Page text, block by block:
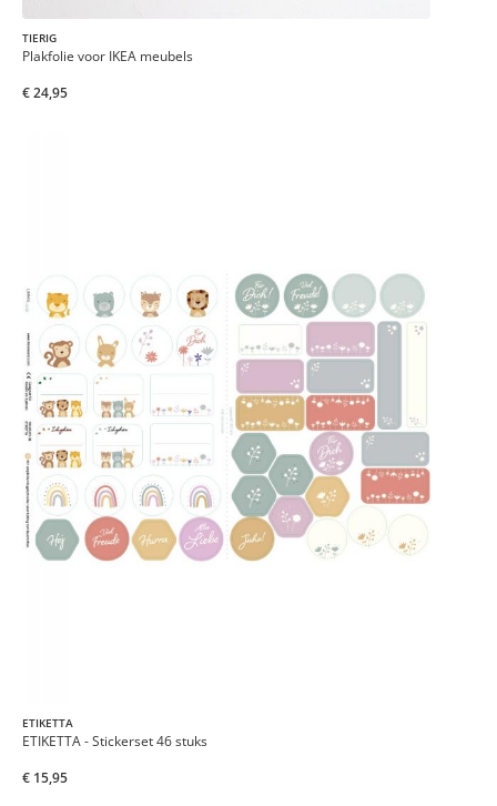
TIERIG
Plakfolie voor IKEA meubels
€ 24,95
ETIKETTA
ETIKETTA - Stickerset 46 stuks
€ 15,95